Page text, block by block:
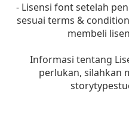
- Lisensi font setelah
sesuai terms &
membeli
Informasi tentang
perlukan, silahkan